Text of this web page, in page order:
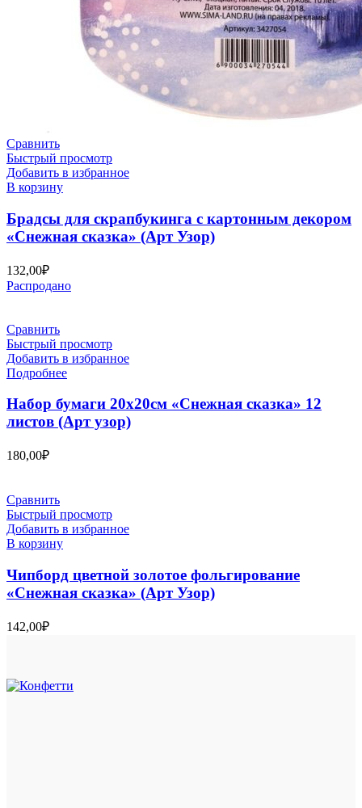
Сравнить
Быстрый просмотр
Добавить в избранное
В корзину
Брадсы для скрапбукинга с картонным декором
«Снежная сказка» (Арт Узор)
132,00₽
Распродано
Сравнить
Быстрый просмотр
Добавить в избранное
Подробнее
Набор бумаги 20х20см «Снежная сказка» 12
листов (Арт узор)
180,00₽
Сравнить
Быстрый просмотр
Добавить в избранное
В корзину
Чипборд цветной золотое фольгирование
«Снежная сказка» (Арт Узор)
142,00₽